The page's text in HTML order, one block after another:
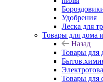
Удобрения
Леска для
Товары для дома
Назад
Товары для
Товары для